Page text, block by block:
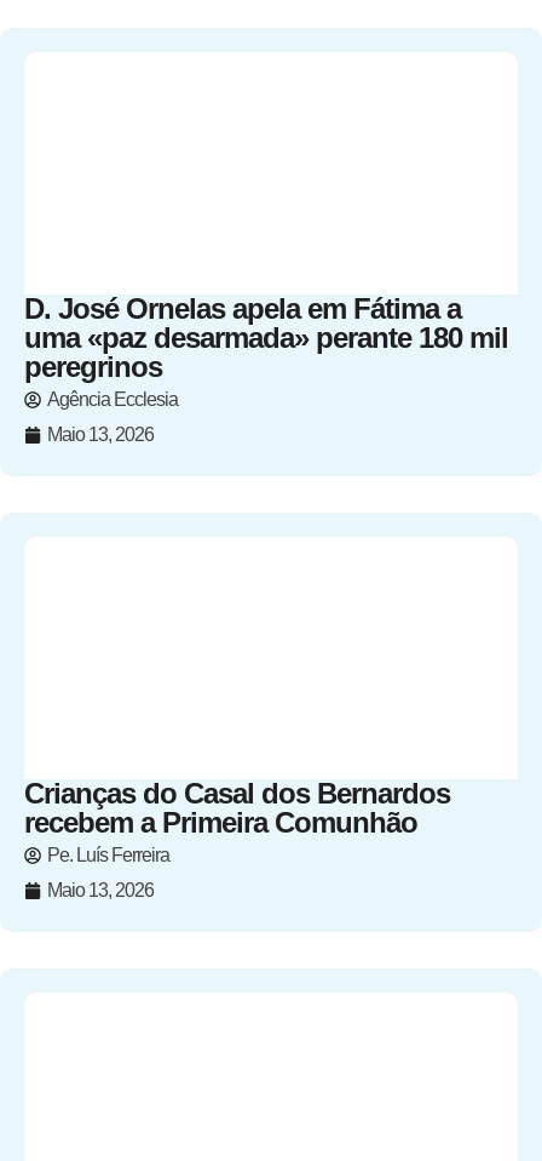
D. José Ornelas apela em Fátima a
uma «paz desarmada» perante 180 mil
peregrinos
Agência Ecclesia
Maio 13, 2026
Crianças do Casal dos Bernardos
recebem a Primeira Comunhão
Pe. Luís Ferreira
Maio 13, 2026